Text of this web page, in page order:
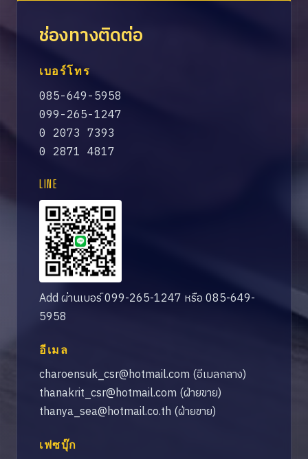
ช่องทางติดต่อ
เบอร์โทร
085-649-5958
099-265-1247
0 2073 7393
0 2871 4817
LINE
Add ผ่านเบอร์ 099-265-1247 หรือ 085-649-
5958
อีเมล
charoensuk_csr@hotmail.com (อีเมลกลาง)
thanakrit_csr@hotmail.com (ฝ่ายขาย)
thanya_sea@hotmail.co.th (ฝ่ายขาย)
เฟซบุ๊ก